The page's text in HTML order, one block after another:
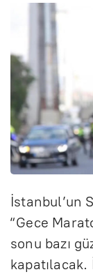
İstanbul’un
“Gece
sonu bazı